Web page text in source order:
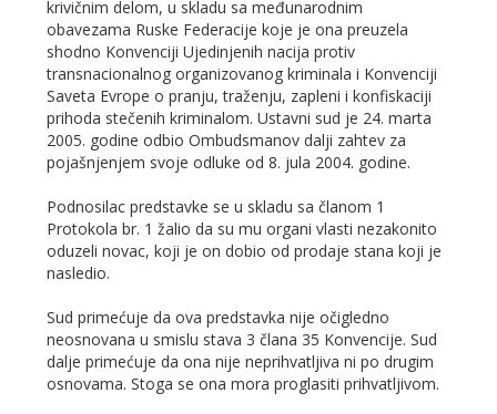
krivičnim delom, u skladu sa međunarodnim
obavezama Ruske Federacije koje je ona preuzela
shodno Konvenciji Ujedinjenih nacija protiv
transnacionalnog organizovanog kriminala i Konvenciji
Saveta Evrope o pranju, traženju, zapleni i konfiskaciji
prihoda stečenih kriminalom. Ustavni sud je 24. marta
2005. godine odbio Ombudsmanov dalji zahtev za
pojašnjenjem svoje odluke od 8. jula 2004. godine.
Podnosilac predstavke se u skladu sa članom 1
Protokola br. 1 žalio da su mu organi vlasti nezakonito
oduzeli novac, koji je on dobio od prodaje stana koji je
nasledio.
Sud primećuje da ova predstavka nije očigledno
neosnovana u smislu stava 3 člana 35 Konvencije. Sud
dalje primećuje da ona nije neprihvatljiva ni po drugim
osnovama. Stoga se ona mora proglasiti prihvatljivom.